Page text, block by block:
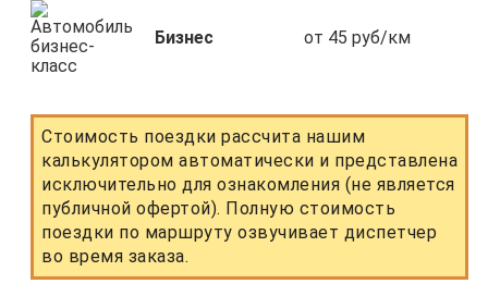
Бизнес от 45 руб/км
Стоимость поездки рассчита нашим
калькулятором автоматически и представлена
исключительно для ознакомления (не является
публичной офертой). Полную стоимость
поездки по маршруту озвучивает диспетчер
во время заказа.